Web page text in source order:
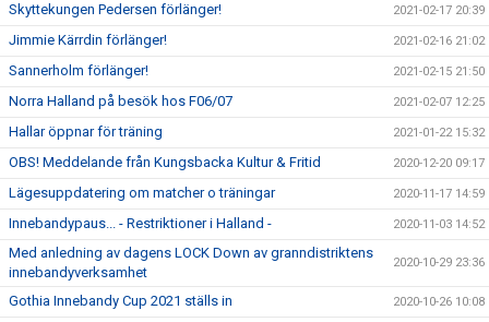
Skyttekungen Pedersen förlänger! 2021-02-17 20:39
Jimmie Kärrdin förlänger! 2021-02-16 21:02
Sannerholm förlänger! 2021-02-15 21:50
Norra Halland på besök hos F06/07 2021-02-07 12:25
Hallar öppnar för träning 2021-01-22 15:32
OBS! Meddelande från Kungsbacka Kultur & Fritid 2020-12-20 09:17
Lägesuppdatering om matcher o träningar 2020-11-17 14:59
Innebandypaus... - Restriktioner i Halland - 2020-11-03 14:52
Med anledning av dagens LOCK Down av granndistriktens
innebandyverksamhet
2020-10-29 23:36
Gothia Innebandy Cup 2021 ställs in 2020-10-26 10:08